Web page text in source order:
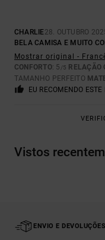
CHARLIE28. OUTUBRO
BELA CAMISA E MUITO
Mostrar original -
CONFORTO: 5 /5 RELAÇÃO
TAMANHO PERFEITO
EU RECOMENDO ESTE
Vistos
ENVIO E